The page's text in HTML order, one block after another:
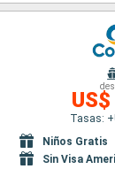
Tasas:
Niños Gratis
Sin Visa